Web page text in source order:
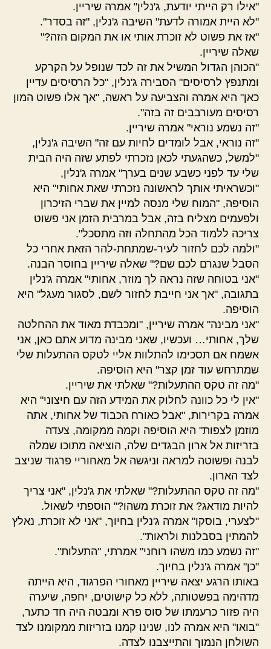
"אילו רק הייתי יודעת, ג'נלין" אמרה שיריין.
"לא היית אמורה לדעת" השיבה ג'נלין, "זה בסדר".
"אז את פשוט לא זוכרת אותי או את המקום הזה?"
שאלה שיריין.
"הכוהן הגדול המשיל את זה לכד שנופל על הקרקע
ומתנפץ לרסיסים" הסבירה ג'נלין, "כל הרסיסים עדיין
כאן" היא אמרה והצביעה על ראשה, "אך אלו פשוט המון
רסיסים מעורבבים זה בזה".
"זה נשמע נוראי" אמרה שיריין.
"זה נוראי, אבל לומדים לחיות עם זה" השיבה ג'נלין,
"למשל, כשהגעתי לכאן נזכרתי לפתע שזה היה הבית
שלי עד לפני כשבע שנים בערך" אמרה ג'נלין,
"וכשראיתי אותך לראשונה נזכרתי שאת אחותי" היא
הוסיפה, "המוח שלי מנסה למיין את שברי הזיכרון
ולפעמים מצליח בזה, אבל במרבית הזמן אני פשוט
צריכה ללמוד הכל מהתחלה וזה מתסכל".
"ולמה לכם לחזור לעיר-שמתחת-להר הזאת אחרי כל
הסבל שנגרם לכם שם?" שאלה שיריין בחוסר הבנה.
"אני בטוחה שזה נראה לך מוזר, אחותי" אמרה ג'נלין
בתגובה, "אך אני חייבת לחזור לשם, לסגור מעגל" היא
הוסיפה.
"אני מבינה" אמרה שיריין, "ומכבדת מאוד את ההחלטה
שלך, אחותי… ועכשיו, שאני מבינה מדוע אתם כאן, אני
אשמח אם תסכימו להתלוות אליי לטקס ההתעלות שלי
שמתרחש עוד זמן קצר" היא הוסיפה.
"מה זה טקס ההתעלות?" שאלתי את שיריין.
"אין לי כל כוונה לחלוק את המידע הזה עם חיצוני" היא
אמרה בקרירות, "אבל כאורח הכבוד של אחותי, אתה
מוזמן לצפות" היא הוסיפה וקמה ממקומה, צעדה
בזריזות אל ארון הבגדים שלה, הוציאה מתוכו שמלה
לבנה ופשוטה למראה וניגשה אל מאחוריי פרגוד שניצב
לצד הארון.
"מה זה טקס ההתעלות?" שאלתי את ג'נלין, "אני צריך
להיות מודאג? את זוכרת משהו?" הוספתי לשאול.
"לצערי, בוסקו" אמרה ג'נלין בחיוך, "אני לא זוכרת, נאלץ
להמתין בסבלנות ולראות".
"זה נשמע כמו משהו רוחני" אמרתי, "התעלות".
"כן" אמרה ג'נלין בחיוך.
באותו הרגע יצאה שיריין מאחורי הפרגוד, היא הייתה
מדהימה בפשטותה, ללא כל קישוטים, יחפה, שיערה
היה פזור כרעמתו של סוס פרא ומבטה היה חד כתער,
"בואו" היא אמרה לנו, שנינו קמנו בזריזות ממקומנו לצד
השולחן הנמוך והתייצבנו לצדה.